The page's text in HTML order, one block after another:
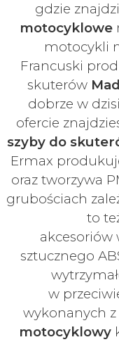
gdzie
motocyklowe
motocykli
Francuski
skuterów
dobrze w
ofercie
szyby do
Ermax
oraz tworzywa
grubościach
to
akcesoriów
sztucznego
w
wykonanych z
motocyklowy